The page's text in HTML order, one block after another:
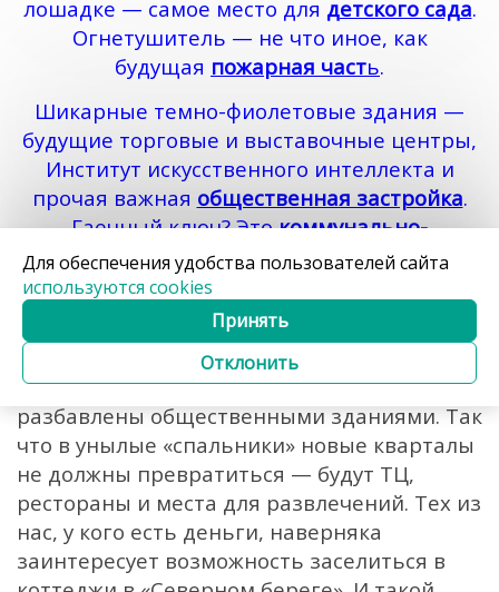
лошадке — самое место для детского сада.
Огнетушитель — не что иное, как
будущая пожарная часть.
Шикарные темно-фиолетовые здания —
будущие торговые и выставочные центры,
Институт искусственного интеллекта и
прочая важная общественная застройка.
Гаечный ключ? Этокоммунально-
обслуживающая застройка. Ну а красный
трамвай — обещанная
которая свяжет новый жилой район с
остальной частью города.
Зоны, отведенные под многоэтажки,
разбавлены общественными зданиями. Так
что в унылые «спальники» новые кварталы
не должны превратиться — будут ТЦ,
рестораны и места для развлечений. Тех из
нас, у кого есть деньги, наверняка
заинтересует возможность заселиться в
Для обеспечения удобства пользователей сайта
используются cookies
Принять
Отклонить